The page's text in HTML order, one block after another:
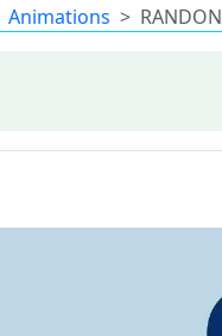
Animations